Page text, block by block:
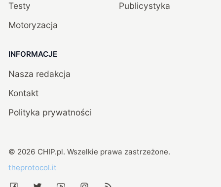
Testy
Motoryzacja
Publicystyka
INFORMACJE
Nasza redakcja
Kontakt
Polityka prywatności
© 2026 CHIP.pl. Wszelkie prawa zastrzeżone.
theprotocol.it